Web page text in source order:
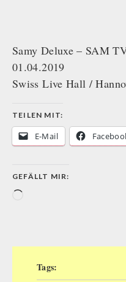
Samy Deluxe – SAM
01.04.2019
Swiss Live Hall /
TEILEN MIT:
E-Mail
GEFÄLLT MIR:
Tags: